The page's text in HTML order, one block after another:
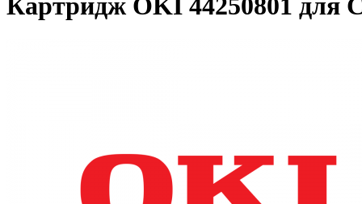
Картридж OKI 44250801 для